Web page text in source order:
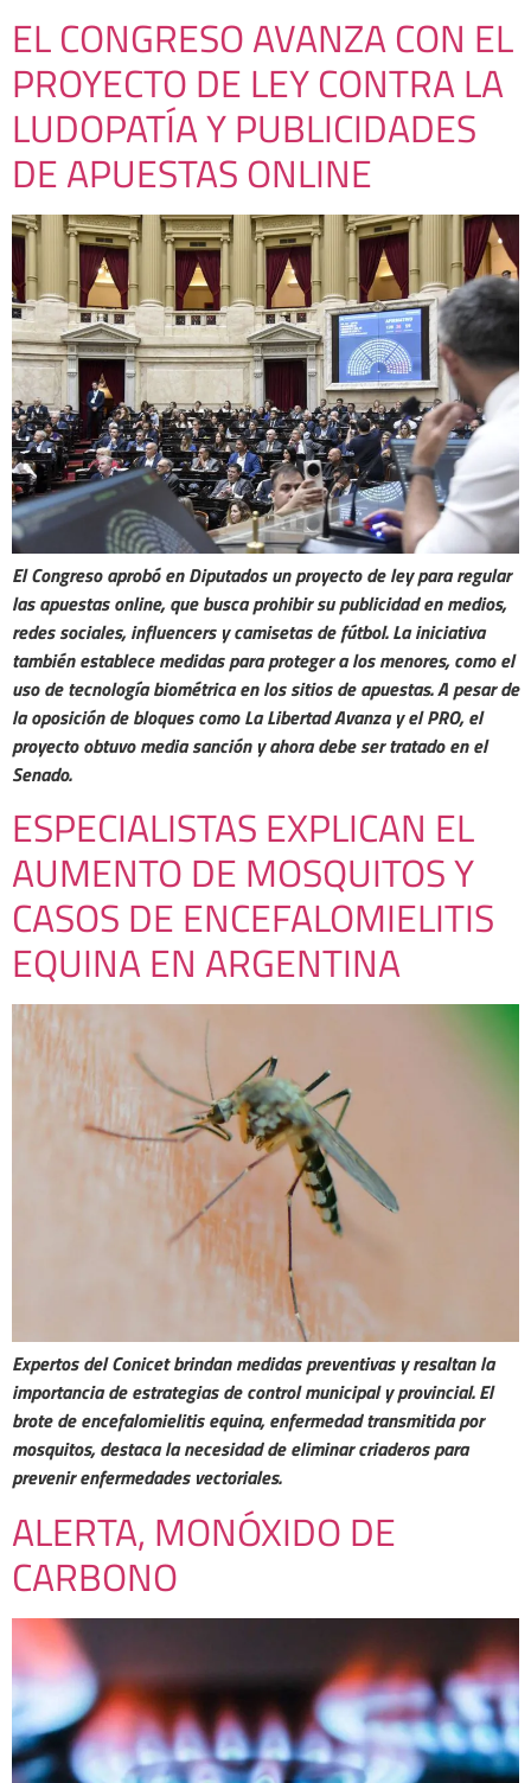
EL CONGRESO AVANZA CON EL
PROYECTO DE LEY CONTRA LA
LUDOPATÍA Y PUBLICIDADES
DE APUESTAS ONLINE
El Congreso aprobó en Diputados un proyecto de ley para regular
las apuestas online, que busca prohibir su publicidad en medios,
redes sociales, influencers y camisetas de fútbol. La iniciativa
también establece medidas para proteger a los menores, como el
uso de tecnología biométrica en los sitios de apuestas. A pesar de
la oposición de bloques como La Libertad Avanza y el PRO, el
proyecto obtuvo media sanción y ahora debe ser tratado en el
Senado.
ESPECIALISTAS EXPLICAN EL
AUMENTO DE MOSQUITOS Y
CASOS DE ENCEFALOMIELITIS
EQUINA EN ARGENTINA
Expertos del Conicet brindan medidas preventivas y resaltan la
importancia de estrategias de control municipal y provincial. El
brote de encefalomielitis equina, enfermedad transmitida por
mosquitos, destaca la necesidad de eliminar criaderos para
prevenir enfermedades vectoriales.
ALERTA, MONÓXIDO DE
CARBONO